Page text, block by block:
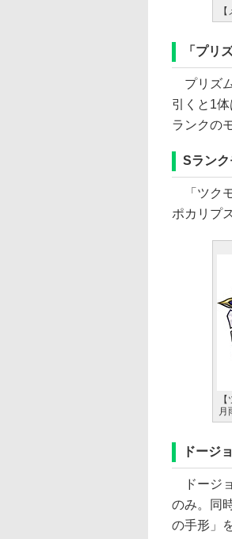
「プリ
プリズ
引くと1
ランクの
Sラン
「ツク
ポカリプ
月
ドージ
ドージ
のみ。同
の手形」